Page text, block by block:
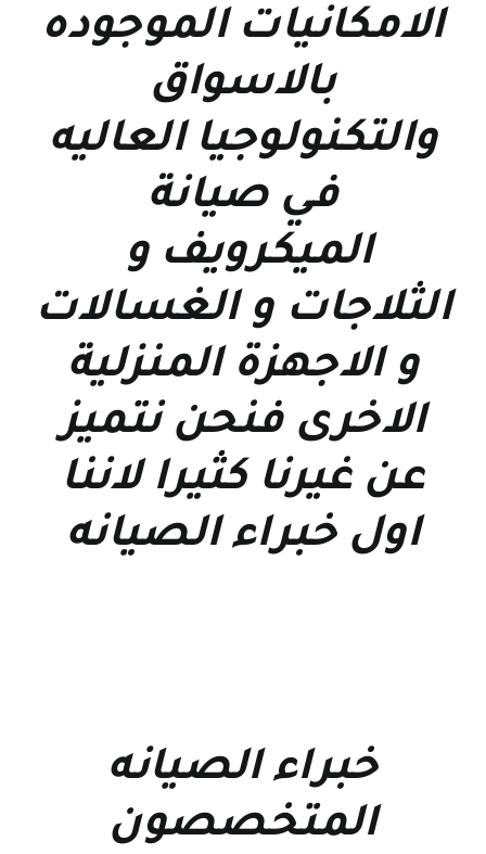
الامكانيات الموجوده
بالاسواق
والتكنولوجيا العاليه
في صيانة
الميكرويف و
الثلاجات و الغسالات
و الاجهزة المنزلية
الاخرى فنحن نتميز
عن غيرنا كثيرا لاننا
اول خبراء الصيانه
خبراء الصيانه
المتخصصون